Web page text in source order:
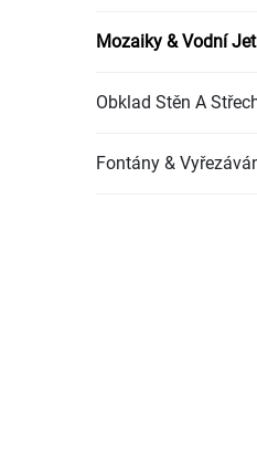
Mozaiky & Vodní Jet
Obklad Stěn A
Fontány &